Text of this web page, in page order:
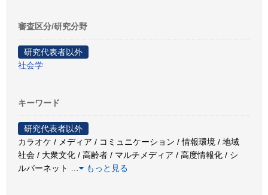
審査区分/研究分野
研究代表者以外
社会学
キーワード
研究代表者以外
カラオケ / メディア / コミュニケーション / 情報環境 / 地域
社会 / 大衆文化 / 高齢者 / マルチメディア / 高度情報化 / シ
ルバーネット
もっと見る